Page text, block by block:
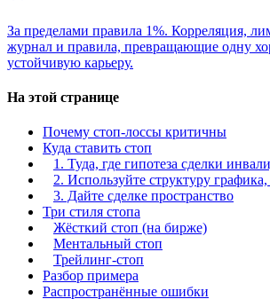
За пределами правила 1%. Корреляция,
журнал и правила, превращающие одну
устойчивую карьеру.
На этой странице
Почему стоп-лоссы критичны
Куда ставить стоп
1. Туда, где гипотеза сделки
2. Используйте структуру графика,
3. Дайте сделке пространство
Три стиля стопа
Жёсткий стоп (на бирже)
Ментальный стоп
Трейлинг-стоп
Разбор примера
Распространённые ошибки